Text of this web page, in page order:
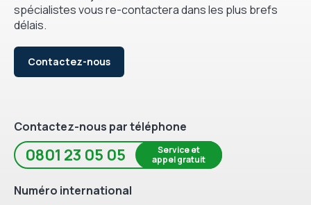
spécialistes vous re-contactera dans les plus brefs
délais.
Contactez-nous
Contactez-nous par téléphone
0801 23 05 05
Service et
appel gratuit
Numéro international